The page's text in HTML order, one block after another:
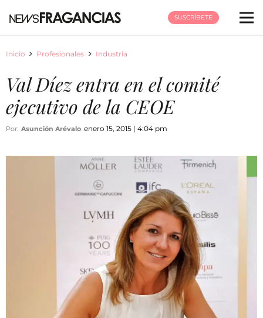
SUSCRÍBETE
Inicio Profesionales Industria
Val Díez entra en el comité
ejecutivo de la CEOE
Por: Asunción Arévalo enero 15, 2015 | 4:04 pm